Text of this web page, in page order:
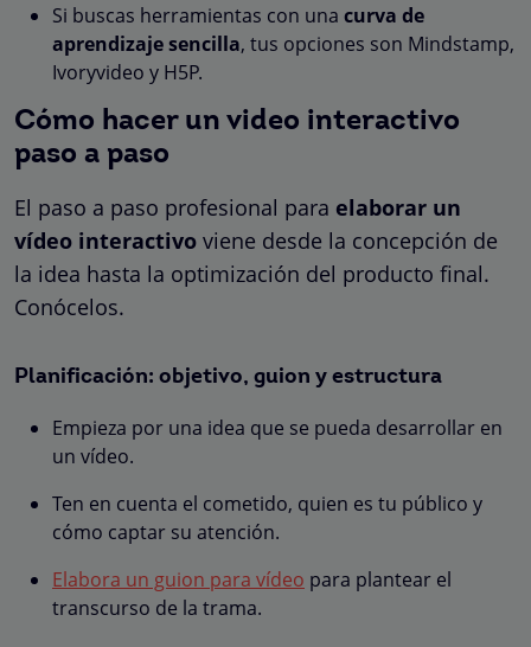
Si buscas herramientas con una curva de
aprendizaje sencilla, tus opciones son Mindstamp,
Ivoryvideo y H5P.
Cómo hacer un video interactivo
paso a paso
El paso a paso profesional para elaborar un
vídeo interactivo viene desde la concepción de
la idea hasta la optimización del producto final.
Conócelos.
Planificación: objetivo, guion y estructura
Empieza por una idea que se pueda desarrollar en
un vídeo.
Ten en cuenta el cometido, quien es tu público y
cómo captar su atención.
Elabora un guion para vídeo para plantear el
transcurso de la trama.